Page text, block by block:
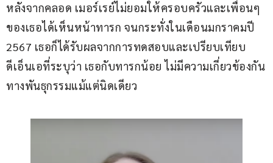
หลังจากคลอด เมอร์เรย์ไม่ยอมให้ครอบครัวและเพื่อนๆ
ของเธอได้เห็นหน้าทารก จนกระทั่งในเดือนมกราคมปี
2567 เธอก็ได้รับผลจากการทดสอบและเปรียบเทียบ
ดีเอ็นเอที่ระบุว่า เธอกับทารกน้อย ไม่มีความเกี่ยวข้องกัน
ทางพันธุกรรมแม้แต่นิดเดียว